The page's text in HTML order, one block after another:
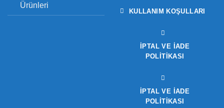
Ürünleri
KULLANIM KOŞULLARI
İPTAL VE İADE
POLITIKASI
İPTAL VE İADE
POLITIKASI